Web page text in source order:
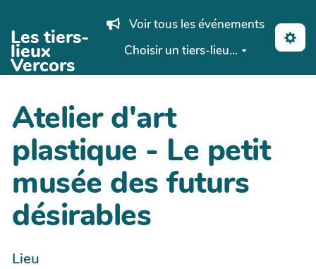
Aller au contenu principal
Les tiers-
lieux
Vercors
Voir tous les événements
Choisir un tiers-lieu...
Atelier d'art
plastique - Le petit
musée des futurs
désirables
Lieu